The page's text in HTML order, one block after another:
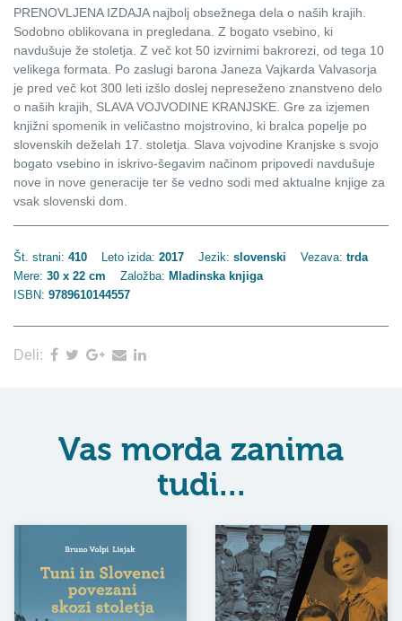
PRENOVLJENA IZDAJA najbolj obsežnega dela o naših krajih.
Sodobno oblikovana in pregledana. Z bogato vsebino, ki
navdušuje že stoletja. Z več kot 50 izvirnimi bakrorezi, od tega 10
velikega formata. Po zaslugi barona Janeza Vajkarda Valvasorja
je pred več kot 300 leti izšlo doslej nepreseženo znanstveno delo
o naših krajih, SLAVA VOJVODINE KRANJSKE. Gre za izjemen
knjižni spomenik in veličastno mojstrovino, ki bralca popelje po
slovenskih deželah 17. stoletja. Slava vojvodine Kranjske s svojo
bogato vsebino in iskrivo-šegavim načinom pripovedi navdušuje
nove in nove generacije ter še vedno sodi med aktualne knjige za
vsak slovenski dom.
Št. strani: 410 Leto izida: 2017 Jezik: slovenski Vezava: trda
Mere: 30 x 22 cm Založba: Mladinska knjiga
ISBN: 9789610144557
Deli:
Vas morda zanima
tudi...